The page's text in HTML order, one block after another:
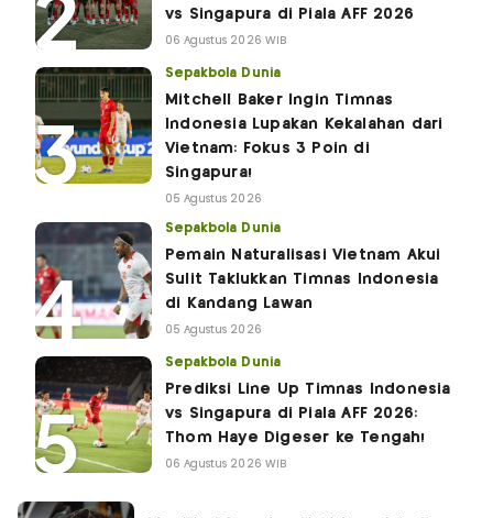
vs Singapura di Piala AFF 2026
06 Agustus 2026 WIB
Sepakbola Dunia
Mitchell Baker Ingin Timnas
Indonesia Lupakan Kekalahan dari
Vietnam: Fokus 3 Poin di
Singapura!
05 Agustus 2026
Sepakbola Dunia
Pemain Naturalisasi Vietnam Akui
Sulit Taklukkan Timnas Indonesia
di Kandang Lawan
05 Agustus 2026
Sepakbola Dunia
Prediksi Line Up Timnas Indonesia
vs Singapura di Piala AFF 2026:
Thom Haye Digeser ke Tengah!
06 Agustus 2026 WIB